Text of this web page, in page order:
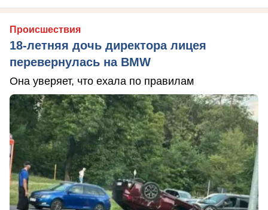
Происшествия
18-летняя дочь директора лицея
перевернулась на BMW
Она уверяет, что ехала по правилам